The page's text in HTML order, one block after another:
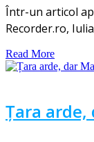
Într-un articol
Recorder.ro,
Read More
Țara